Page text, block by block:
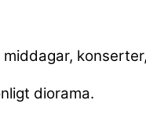
diorama.